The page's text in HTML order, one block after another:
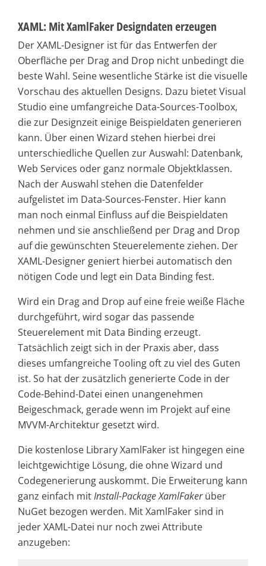
XAML: Mit XamlFaker Designdaten erzeugen
Der XAML-Designer ist für das Entwerfen der
Oberfläche per Drag and Drop nicht unbedingt die
beste Wahl. Seine wesentliche Stärke ist die visuelle
Vorschau des aktuellen Designs. Dazu bietet Visual
Studio eine umfangreiche Data-Sources-Toolbox,
die zur Designzeit einige Beispieldaten generieren
kann. Über einen Wizard stehen hierbei drei
unterschiedliche Quellen zur Auswahl: Datenbank,
Web Services oder ganz normale Objektklassen.
Nach der Auswahl stehen die Datenfelder
aufgelistet im Data-Sources-Fenster. Hier kann
man noch einmal Einfluss auf die Beispieldaten
nehmen und sie anschließend per Drag and Drop
auf die gewünschten Steuerelemente ziehen. Der
XAML-Designer geniert hierbei automatisch den
nötigen Code und legt ein Data Binding fest.
Wird ein Drag and Drop auf eine freie weiße Fläche
durchgeführt, wird sogar das passende
Steuerelement mit Data Binding erzeugt.
Tatsächlich zeigt sich in der Praxis aber, dass
dieses umfangreiche Tooling oft zu viel des Guten
ist. So hat der zusätzlich generierte Code in der
Code-Behind-Datei einen unangenehmen
Beigeschmack, gerade wenn im Projekt auf eine
MVVM-Architektur gesetzt wird.
Die kostenlose Library XamlFaker ist hingegen eine
leichtgewichtige Lösung, die ohne Wizard und
Codegenerierung auskommt. Die Erweiterung kann
ganz einfach mitInstall-Package XamlFakerüber
NuGet bezogen werden. Mit XamlFaker sind in
jeder XAML-Datei nur noch zwei Attribute
anzugeben: